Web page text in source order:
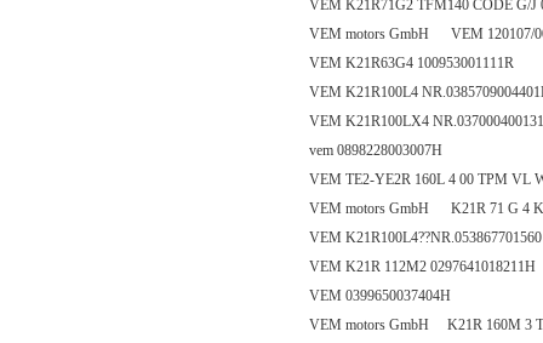
VEM K21R71G2 TFM140 CODE G/J
VEM motors GmbH VEM 120107/
VEM K21R63G4 100953001111R
VEM K21R100L4
VEM K21R100LX4
vem 0898228003007H
VEM TE2-YE2R 160L 4 00 TPM VL
VEM motors GmbH K21R 71 G 4
VEM
VEM K21R 112M2 0297641018211H
VEM 0399650037404H
VEM motors GmbH K21R 160M 3